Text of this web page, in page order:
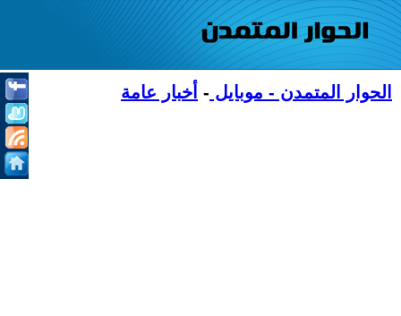
الحوار المتمدن - موبايل - أخبار عامة